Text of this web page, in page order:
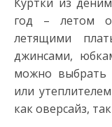
год – летом
летящими
джинсами,
можно выбрать
или
как оверсайз,